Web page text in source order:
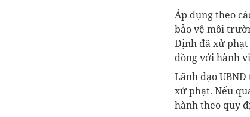
Áp dụng theo
bảo vệ môi
Định đã xử phạt
đồng với hành
Lãnh đạo
xử phạt. Nếu
hành theo quy